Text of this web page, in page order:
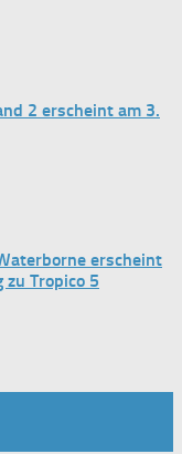
2 erscheint am 3.
erscheint
Tropico 5